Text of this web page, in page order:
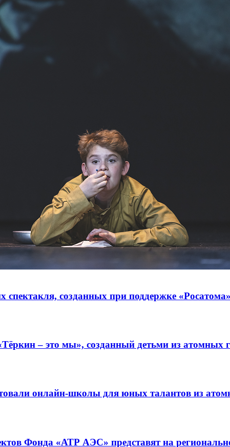
созданных при поддержке «Росатома»
– это мы», созданный детьми из атомных
онлайн-школы для юных талантов из
Фонда «АТР АЭС» представят на